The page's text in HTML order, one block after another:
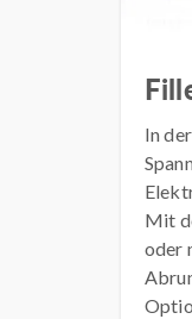
In
Mit
oder